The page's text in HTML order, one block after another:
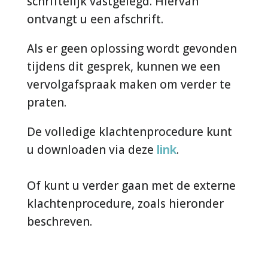
ontvangt u een afschrift.
Als er geen oplossing wordt gevonden
tijdens dit gesprek, kunnen we een
vervolgafspraak maken om verder te
praten.
De volledige klachtenprocedure kunt
u downloaden via deze link.
Of kunt u verder gaan met de externe
klachtenprocedure, zoals hieronder
beschreven.